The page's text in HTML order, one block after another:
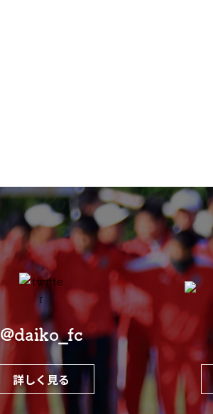
@daiko_fc
詳しく見る